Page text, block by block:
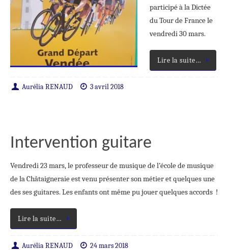
participé à la Dictée
du Tour de France le
vendredi 30 mars.
Lire la suite…
Aurélia RENAUD 3 avril 2018
Intervention guitare
Vendredi 23 mars, le professeur de musique de l’école de musique
de la Châtaigneraie est venu présenter son métier et quelques une
des ses guitares. Les enfants ont même pu jouer quelques accords !
Lire la suite…
Aurélia RENAUD 24 mars 2018